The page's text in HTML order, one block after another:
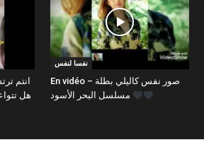
هل
نفسا لنفس
En vidéo – صور نفس كاليلي بطلة